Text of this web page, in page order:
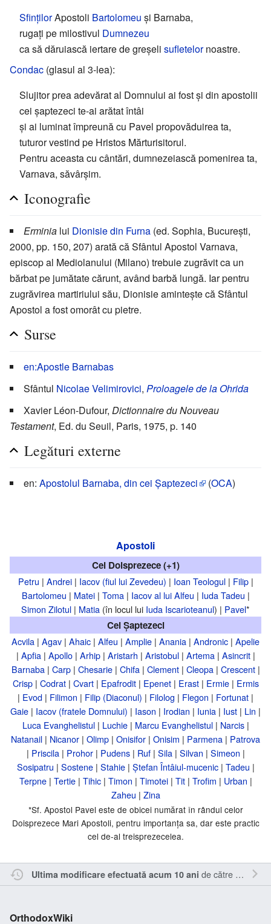
SfințilorApostoli Bartolomeu și Barnaba,
rugați pe milostivul Dumnezeu
ca să dăruiască iertare de greșeli sufletelornoastre.
Condac (glasul al 3-lea):
Slujitor prea adevărat al Domnului ai fost și din apostolii
cei șaptezeci te-ai arătat întâi
și ai luminat împreună cu Pavel propovăduirea ta,
tuturor vestind pe Hristos Mărturisitorul.
Pentru aceasta cu cântări, dumnezeiască pomenirea ta,
Varnava, săvârșim.
Iconografie
Erminia lui Dionisie din Furna (ed. Sophia, București,
2000, pp. 150, 207) arată că Sfântul Apostol Varnava,
episcop al Mediolanului (Milano) trebuie zugrăvit ca un
bărbat pe jumătate cărunt, având barbă lungă. Iar pentru
zugrăvirea martiriului său, Dionisie amintește că Sfântul
Apostol a fost omorât cu pietre.
Surse
en:Apostle Barnabas
Sfântul Nicolae Velimirovici, Proloagele de la Ohrida
Xavier Léon-Dufour, Dictionnaire du Nouveau
Testament, Ed. du Seuil, Paris, 1975, p. 140
Legături externe
en: Apostolul Barnaba, din cei Șaptezeci (OCA)
Apostoli
Cei Doisprezece (+1)
Petru | Andrei| Iacov (fiul lui Zevedeu) | Ioan Teologul| Filip|
Bartolomeu | Matei| Toma| Iacov al lui Alfeu | Iuda Tadeu |
Simon Zilotul | Matia (în locul lui Iuda Iscarioteanul) | Pavel*
Cei Șaptezeci
Acvila | Agav | Ahaic | Alfeu | Amplie | Anania | Andronic | Apelie
| Apfia| Apollo| Arhip| Aristarh | Aristobul| Artema| Asincrit|
Barnaba| Carp| Chesarie| Chifa| Clement| Cleopa| Crescent|
Crisp| Codrat| Cvart| Epafrodit| Epenet| Erast| Ermie| Ermis
| Evod | Filimon | Filip (Diaconul) | Filolog | Flegon | Fortunat |
Gaie | Iacov (fratele Domnului) | Iason | Irodian | Iunia | Iust | Lin |
Luca Evanghelistul| Luchie| Marcu Evanghelistul| Narcis|
Natanail | Nicanor | Olimp | Onisifor | Onisim | Parmena | Patrova
| Priscila| Prohor| Pudens| Ruf| Sila| Silvan | Simeon |
Sosipatru | Sostene| Stahie| Ștefan Întâiul-mucenic| Tadeu |
Terpne| Tertie| Tihic| Timon | Timotei| Tit| Trofim | Urban |
Zaheu | Zina
*Sf. Apostol Pavel este de obicei numărat în rândul celor
Doisprezece Mari Apostoli, pentru importanța sa, dar este practic
cel de-al treisprezecelea.
Ultima modificare efectuată acum 10 ani de către
OrthodoxWiki